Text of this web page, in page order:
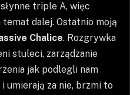
triple A, więc
dalej. Ostatnio moją
Chalice. Rozgrywka
stuleci, zarządzanie
jak podlegli nam
umierają za nie, brzmi to